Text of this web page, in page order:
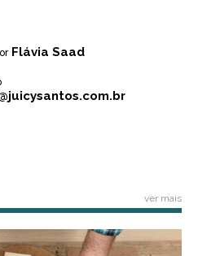
Flávia Saad
ver mais